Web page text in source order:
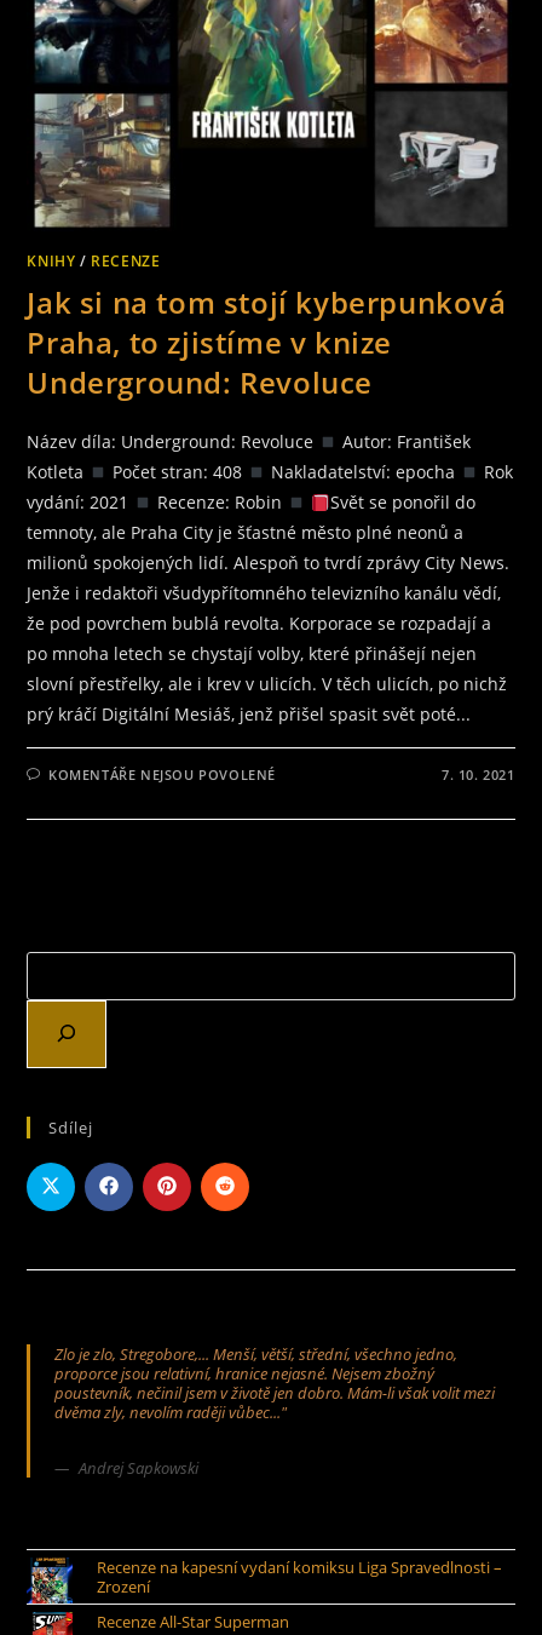
KNIHY / RECENZE
Jak si na tom stojí kyberpunková
Praha, to zjistíme v knize
Underground: Revoluce
Název díla: Underground: Revoluce
Autor: František
Kotleta
Počet stran: 408 Nakladatelství: epocha
Rok
vydání: 2021
Recenze: Robin
Svět se ponořil do
temnoty, ale Praha City je šťastné město plné neonů a
milionů spokojených lidí. Alespoň to tvrdí zprávy City News.
Jenže i redaktoři všudypřítomného televizního kanálu vědí,
že pod povrchem bublá revolta. Korporace se rozpadají a
po mnoha letech se chystají volby, které přinášejí nejen
slovní přestřelky, ale i krev v ulicích. V těch ulicích, po nichž
prý kráčí Digitální Mesiáš, jenž přišel spasit svět poté...
KOMENTÁŘE NEJSOU POVOLENÉ
NÁZVEM
TO
KNIZE
7. 10. 2021
Sdílej
Zlo je zlo, Stregobore,... Menší, větší, střední, všechno jedno,
proporce jsou relativní, hranice nejasné. Nejsem zbožný
poustevník, nečinil jsem v životě jen dobro. Mám-li však volit mezi
dvěma zly, nevolím raději vůbec..."
Andrej Sapkowski
Recenze na kapesní vydaní komiksu Liga Spravedlnosti –
Zrození
Recenze All-Star Superman